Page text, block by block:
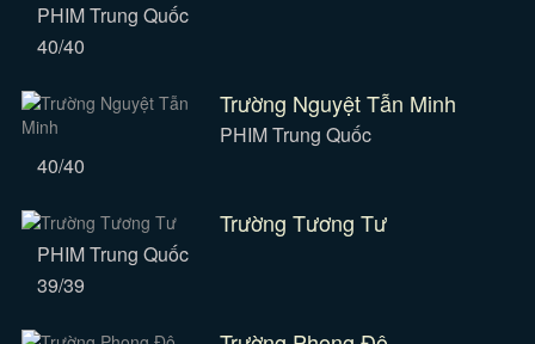
PHIM Trung Quốc
40/40
Trường Nguyệt Tẫn Minh
PHIM Trung Quốc
40/40
Trường Tương Tư
PHIM Trung Quốc
39/39